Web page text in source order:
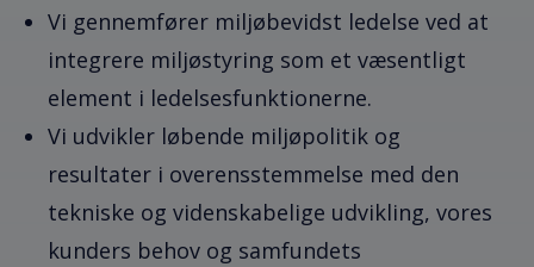
Vi gennemfører miljøbevidst ledelse ved at
integrere miljøstyring som et væsentligt
element i ledelsesfunktionerne.
Vi udvikler løbende miljøpolitik og
resultater i overensstemmelse med den
tekniske og videnskabelige udvikling, vores
kunders behov og samfundets